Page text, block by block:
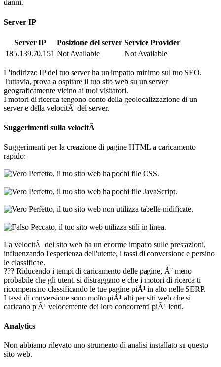
danni.
Server IP
Server IP Posizione del server Service Provider
185.139.70.151 Not Available Not Available
L'indirizzo IP del tuo server ha un impatto minimo sul tuo SEO.
Tuttavia, prova a ospitare il tuo sito web su un server
geograficamente vicino ai tuoi visitatori.
I motori di ricerca tengono conto della geolocalizzazione di un
server e della velocitÃ del server.
Suggerimenti sulla velocitÃ
Suggerimenti per la creazione di pagine HTML a caricamento
rapido:
Perfetto, il tuo sito web ha pochi file CSS.
Perfetto, il tuo sito web ha pochi file JavaScript.
Perfetto, il tuo sito web non utilizza tabelle nidificate.
Peccato, il tuo sito web utilizza stili in linea.
La velocitÃ del sito web ha un enorme impatto sulle prestazioni,
influenzando l'esperienza dell'utente, i tassi di conversione e persino
le classifiche.
??? Riducendo i tempi di caricamento delle pagine, Ã¨ meno
probabile che gli utenti si distraggano e che i motori di ricerca ti
ricompensino classificando le tue pagine piÃ¹ in alto nelle SERP.
I tassi di conversione sono molto piÃ¹ alti per siti web che si
caricano piÃ¹ velocemente dei loro concorrenti piÃ¹ lenti.
Analytics
Non abbiamo rilevato uno strumento di analisi installato su questo
sito web.